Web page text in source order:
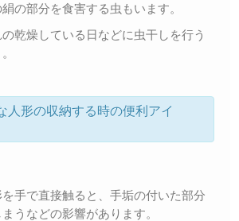
の部分を食害する虫もいます。
乾燥している日などに虫干しを行う
人形の収納する時の便利アイ
手で直接触ると、手垢の付いた部分
うなどの影響があります。